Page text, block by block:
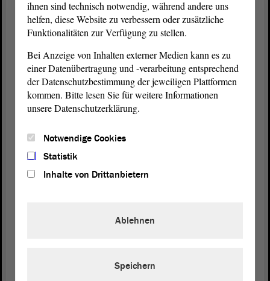
in ihrer Konferenz vor kurzem gelungen ist, eine
starke Unterstützung auf diesem Weg zu
beschließen. Die Kindergrundsicherung soll
Zugang ermöglichen.
Wir wissen aus der Praxis, dass Familien, die
Anspruch auf unterstützende Leistungen haben, von
Gewühl der vielen Anträge untergehen. Das muss
investierte Euro ist eine Investition in die Zukunft.
Allein in Sachsen-Anhalt würden rund 75 000
Es darf keine Rolle spielen, in welchem Elternhaus
entwickeln kann. Auch wir bitten, wie schon
ihnen sind technisch notwendig, während andere uns
helfen, diese Website zu verbessern oder zusätzliche
Funktionalitäten zur Verfügung zu stellen.
Bei Anzeige von Inhalten externer Medien kann es zu
einer Datenübertragung und -verarbeitung entsprechend
der Datenschutzbestimmung der jeweiligen Plattformen
kommen. Bitte lesen Sie für weitere Informationen
unsere Datenschutzerklärung.
Notwendige Cookies
Statistik
Inhalte von Drittanbietern
Ablehnen
Speichern